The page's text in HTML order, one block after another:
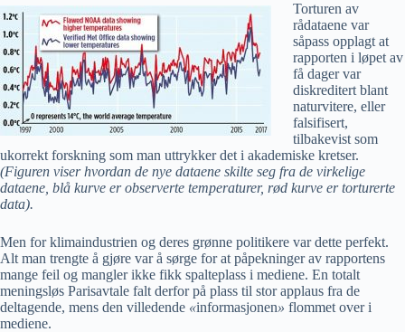
Torturen av
rådataene var
såpass opplagt at
rapporten i løpet av
få dager var
diskreditert blant
naturvitere, eller
falsifisert,
tilbakevist som
ukorrekt forskning som man uttrykker det i akademiske kretser.
(Figuren viser hvordan de nye dataene skilte seg fra de virkelige
dataene, blå kurve er observerte temperaturer, rød kurve er torturerte
data).
Men for klimaindustrien og deres grønne politikere var dette perfekt.
Alt man trengte å gjøre var å sørge for at påpekninger av rapportens
mange feil og mangler ikke fikk spalteplass i mediene. En totalt
meningsløs Parisavtale falt derfor på plass til stor applaus fra de
deltagende, mens den villedende «informasjonen» flommet over i
mediene.